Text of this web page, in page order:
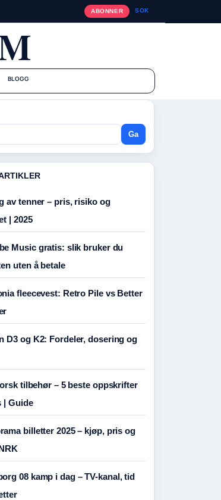
ABONNER SOK
BLOGG
Ga
av tenner – pris, risiko og
| 2025
Music gratis: slik bruker du
uten å betale
fleecevest: Retro Pile vs Better
D3 og K2: Fordeler, dosering og
tilbehør – 5 beste oppskrifter
| Guide
billetter 2025 – kjøp, pris og
08 kamp i dag – TV-kanal, tid